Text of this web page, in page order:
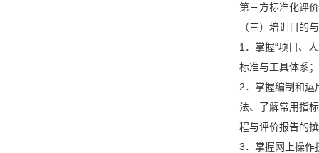
第三方标准化评
（三）培训目的
1．掌握“项目、
标准与工具体系；
2．掌握编制和运
法、了解常用指
程与评价报告的
3．掌握网上操作